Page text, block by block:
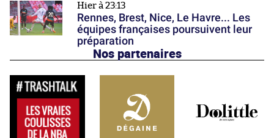
Hier à 23:13
Rennes, Brest, Nice, Le Havre... Les
équipes françaises poursuivent leur
préparation
Nos partenaires